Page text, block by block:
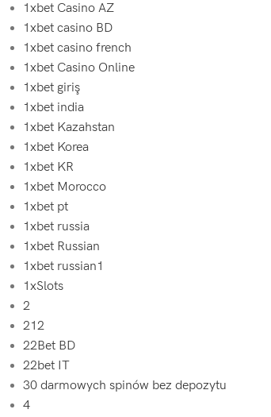
1xbet Casino AZ
1xbet casino BD
1xbet casino french
1xbet Casino Online
1xbet giriş
1xbet india
1xbet Kazahstan
1xbet Korea
1xbet KR
1xbet Morocco
1xbet pt
1xbet russia
1xbet Russian
1xbet russian1
1xSlots
2
212
22Bet BD
22bet IT
30 darmowych spinów bez depozytu
4